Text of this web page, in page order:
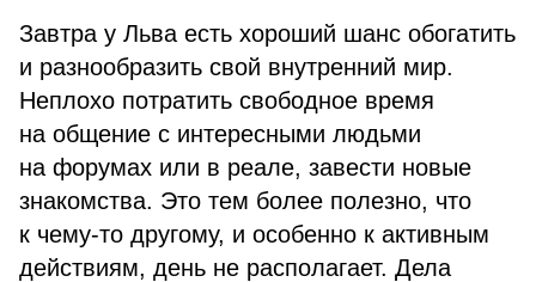
Завтра у Льва есть хороший шанс обогатить
и разнообразить свой внутренний мир.
Неплохо потратить свободное время
на общение с интересными людьми
на форумах или в реале, завести новые
знакомства. Это тем более полезно, что
к чему-то другому, и особенно к активным
действиям, день не располагает. Дела